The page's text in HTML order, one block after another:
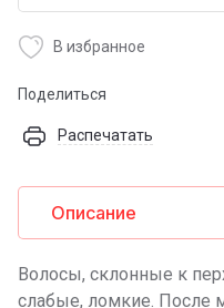
В избранное
Поделиться
Распечатать
Описание
Волосы, склонные к
слабые, ломкие. После